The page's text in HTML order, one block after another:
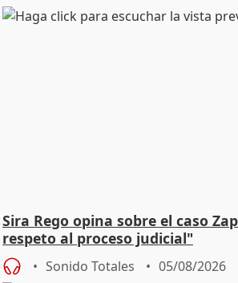
Sira Rego opina sobre el caso
respeto al proceso judicial"
Sonido Totales 05/08/2026